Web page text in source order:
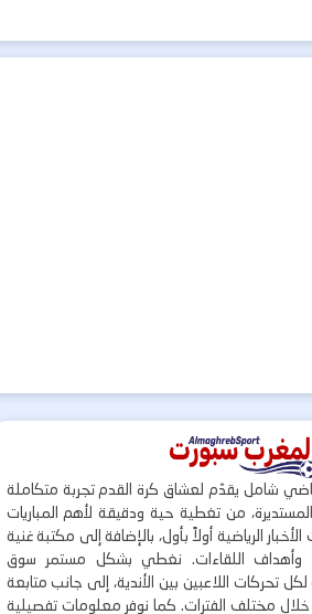
شامل يقدّم لعشاق كرة القدم تجربة متكاملة
من تغطية حية ودقيقة لأهم المباريات
الرياضية أولاً بأول، بالإضافة إلى مكتبة غنية
وأهداف اللقاءات. نغطي بشكل مستمر سوق
تحركات اللاعبين بين الأندية، إلى جانب متابعة
خلال مختلف الفترات. كما نوفر معلومات تفصيلية